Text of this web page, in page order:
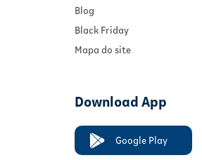
Blog
Black Friday
Mapa do site
Download App
Google Play